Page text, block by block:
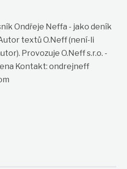
Ondřeje Neffa - jako deník
textů O.Neff (není-li
Provozuje O.Neff s.r.o. -
Kontakt: ondrejneff